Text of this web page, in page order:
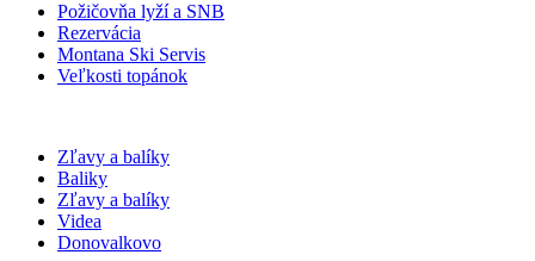
Požičovňa lyží a SNB
Rezervácia
Montana Ski Servis
Veľkosti topánok
Zľavy a balíky
Baliky
Zľavy a balíky
Videa
Donovalkovo